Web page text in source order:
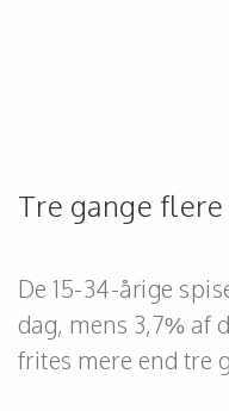
Tre gange
De 15-34-årige
dag, mens 3,7% af
frites mere end tre